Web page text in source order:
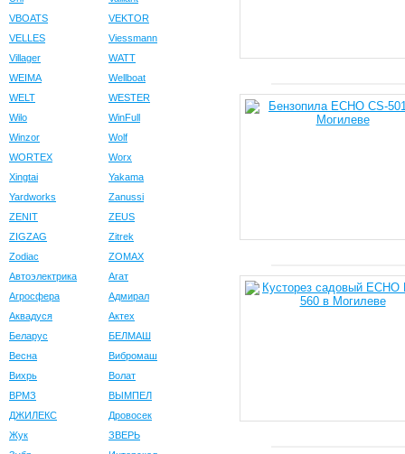
VBOATS
VEKTOR
VELLES
Viessmann
Villager
WATT
WEIMA
Wellboat
WELT
WESTER
Wilo
WinFull
Winzor
Wolf
WORTEX
Worx
Xingtai
Yakama
Yardworks
Zanussi
ZENIT
ZEUS
ZIGZAG
Zitrek
Zodiac
ZOMAX
Автоэлектрика
Агат
Агросфера
Адмирал
Аквадуся
Актех
Беларус
БЕЛМАШ
Весна
Вибромаш
Вихрь
Волат
ВРМЗ
ВЫМПЕЛ
ДЖИЛЕКС
Дровосек
Жук
ЗВЕРЬ